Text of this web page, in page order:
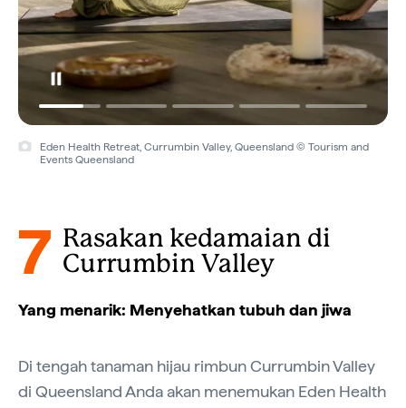
Eden Health Retreat, Currumbin Valley, Queensland © Tourism and
Events Queensland
7 Rasakan kedamaian di
Currumbin Valley
Yang menarik: Menyehatkan tubuh dan jiwa
Di tengah tanaman hijau rimbun Currumbin Valley
di Queensland Anda akan menemukan Eden Health